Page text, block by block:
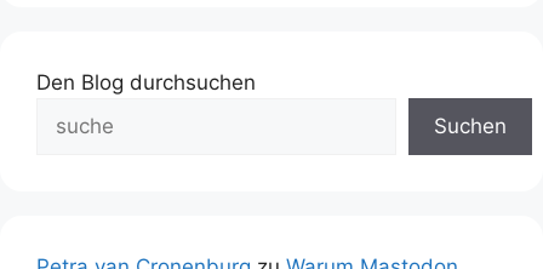
Den Blog durchsuchen
Suchen